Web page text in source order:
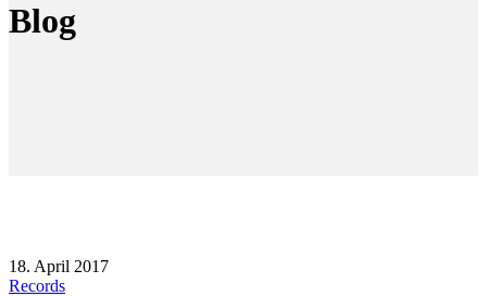
Blog
18. April 2017
Records